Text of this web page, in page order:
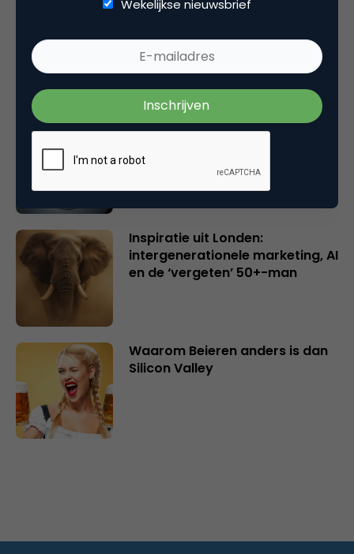
Rebel with or without a cause?
en merkeigenaren
Creatieve sector als aanjager
verbinder van industrieën
belangrijker en urgenter dan
ooit
Inspiratie uit Londen:
intergenerationele marketing, AI
en de ‘vergeten’ 50+-man
Waarom Beieren anders is dan
Silicon Valley
Wekelijkse nieuwsbrief